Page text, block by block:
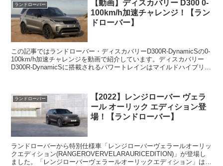
ランドローバー
【動画】ディスカバリー D300 0-
100km/h加速チャレンジ！【ラン
ドローバー】
この記事ではランドローバー・ディスカバリーD300R-DynamicSの0-
100km/h加速チャレンジを動画で紹介しています。ディスカバリー
D300R-DynamicSに搭載されるパワートレインはマイルドハイブリッ
ランドローバー
【2022】レンジローバー ヴェラ
ール オーリック エディション登
場！【ランドローバー】
ランドローバーから特別仕様車「レンジローバーヴェラールオーリッ
クエディション(RANGEROVERVELARAURICEDITION)」が登場し
ました。「レンジローバーヴェラールオーリックエディション」はゴ